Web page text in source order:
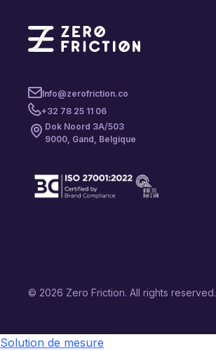
Info@zerofriction.co
+32 78 25 11 06
Dok Noord 3A/503
9000, Gand, Belgique
© 2026 Zero Friction. All rights reserved.
Solution de mesure